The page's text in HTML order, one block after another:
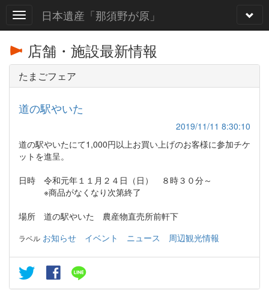
日本遺産「那須野が原」
店舗・施設最新情報
たまごフェア
道の駅やいた
2019/11/11 8:30:10
道の駅やいたにて1,000円以上お買い上げのお客様に参加チケ
ットを進呈。
日時 令和元年１１月２４日（日） ８時３０分～
※商品がなくなり次第終了
場所 道の駅やいた 農産物直売所前軒下
ラベル お知らせ イベント ニュース 周辺観光情報